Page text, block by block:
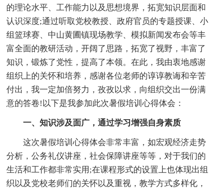
的理论水平、工作能力以及思想境界，拓宽知识层面和
认识深度;通过听取党校教授、政府官员的专题授课、小
组篮球赛、中山黄圃镇现场教学、模拟新闻发布会等丰
富全面的教研活动，开阔了思路，拓宽了视野，丰富了
知识，锻炼了党性，提高了本领。在此，我由衷地感谢
组织上的关怀和培养，感谢各位老师的谆谆教诲和辛苦
付出，我一定加倍努力，孜孜以求，向组织交出一份满
意的答卷!以下是我参加此次暑假培训心得体会：
一、知识涉及面广，通过学习增强自身素质
这次暑假培训心得体会非常丰富，如宏观经济走势
分析，公务礼仪讲座，社会保障讲座等等，对于我们的
生活和工作都非常实用;在课程形式的设置上也体现出组
织以及党校老师们的关怀以及重视，教学方式多样化，